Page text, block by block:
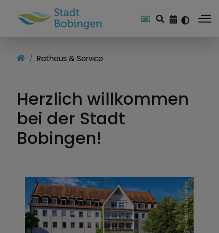
Rathaus & Service
Herzlich willkommen
bei der Stadt
Bobingen!
Eva-Maria Gürpinar